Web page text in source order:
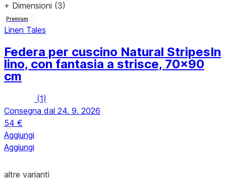
+ Dimensioni (3)
Premium
Linen Tales
Federa per cuscino Natural StripesIn
lino, con fantasia a strisce, 70x90
cm
(1)
Consegna dal 24. 9. 2026
54 €
Aggiungi
Aggiungi
altre varianti